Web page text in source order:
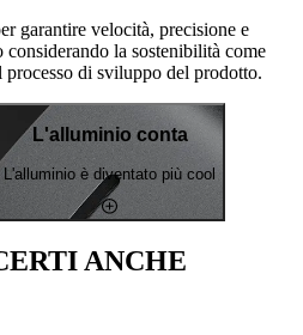
garantire velocità, precisione e
la sostenibilità come
di sviluppo del prodotto.
L'alluminio conta
L'alluminio è diventato più cool
ANCHE